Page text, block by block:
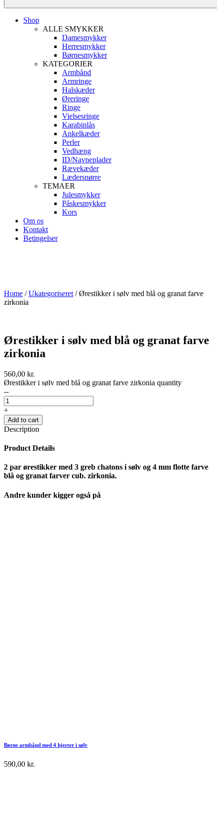
Shop
ALLE SMYKKER
Damesmykker
Herresmykker
Børnesmykker
KATEGORIER
Armbånd
Armringe
Halskæder
Øreringe
Ringe
Vielsesringe
Karabinlås
Ankelkæder
Perler
Vedhæng
ID/Navneplader
Rævekæder
Lædersnørre
TEMAER
Julesmykker
Påskesmykker
Kors
Om os
Kontakt
Betingelser
Home /Ukategoriseret / Ørestikker i sølv med blå og granat farve
zirkonia
Ørestikker i sølv med blå og granat farve
zirkonia
560,00 kr.
Ørestikker i sølv med blå og granat farve zirkonia quantity
--
+
Add to cart
Description
Product Details
2 par ørestikker med 3 greb chatons i sølv og 4 mm flotte farve
blå og granat farver cub. zirkonia.
Andre kunder kigger også på
Børne armbånd med 4 hjerter i sølv
590,00 kr.